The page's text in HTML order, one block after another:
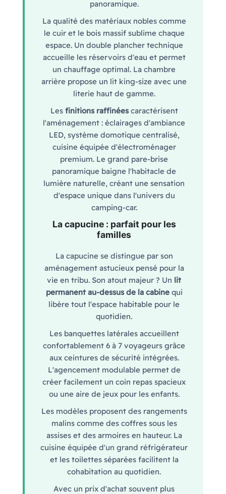
panoramique.
La qualité des matériaux nobles comme
le cuir et le bois massif sublime chaque
espace. Un double plancher technique
accueille les réservoirs d'eau et permet
un chauffage optimal. La chambre
arrière propose un lit king-size avec une
literie haut de gamme.
Les finitions raffinéescaractérisent
l'aménagement : éclairages d'ambiance
LED, système domotique centralisé,
cuisine équipée d'électroménager
premium. Le grand pare-brise
panoramique baigne l'habitacle de
lumière naturelle, créant une sensation
d'espace unique dans l'univers du
camping-car.
La capucine : parfait pour les
familles
La capucine se distingue par son
aménagement astucieux pensé pour la
vie en tribu. Son atout majeur ? Un lit
permanent au-dessus de la cabinequi
libère tout l'espace habitable pour le
quotidien.
Les banquettes latérales accueillent
confortablement 6 à 7 voyageurs grâce
aux ceintures de sécurité intégrées.
L'agencement modulable permet de
créer facilement un coin repas spacieux
ou une aire de jeux pour les enfants.
Les modèles proposent des rangements
malins comme des coffres sous les
assises et des armoires en hauteur. La
cuisine équipée d'un grand réfrigérateur
et les toilettes séparées facilitent la
cohabitation au quotidien.
Avec un prix d'achat souvent plus